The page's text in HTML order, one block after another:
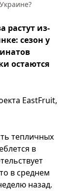
растут из-
сезон у
остаются
EastFruit,
тепличных
в
в среднем
назад.